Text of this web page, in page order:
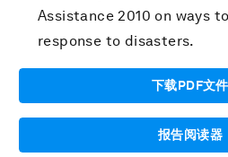
Assistance 2010 on ways
response to disasters.
下载PDF文件
报告阅读器